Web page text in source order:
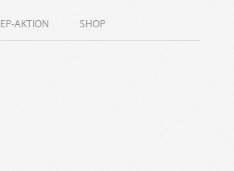
EP-AKTION SHOP